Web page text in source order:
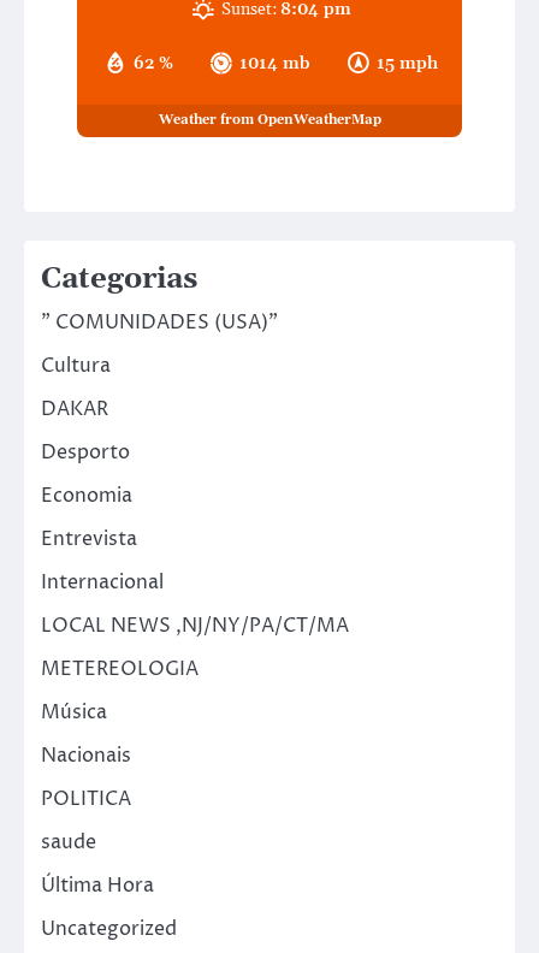
62 % 1014 mb 15 mph
Sunset:8:04 pm
Weather from OpenWeatherMap
Categorias
" COMUNIDADES (USA)"
Cultura
DAKAR
Desporto
Economia
Entrevista
Internacional
LOCAL NEWS ,NJ/NY/PA/CT/MA
METEREOLOGIA
Música
Nacionais
POLITICA
saude
Última Hora
Uncategorized